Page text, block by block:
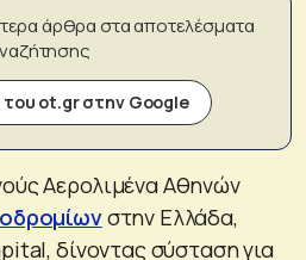
άρθρα στα αποτελέσματα
ot.gr στην Google
Αερολιμένα Αθηνών
στην Ελλάδα,
δίνοντας σύσταση για